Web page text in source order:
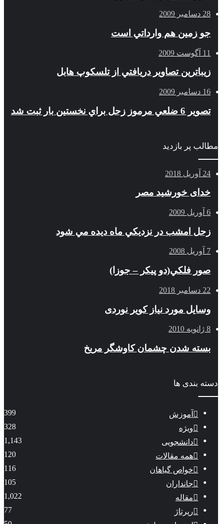
28 دسامبر 2009
جو زمين هم وارداتي است
11 آگوست 2009
زيباترين تصاوير دريافتي از تلسكوپ هابل
16 دسامبر 2009
تصوير 6 ضلعي مرموز زحل براي نخستين بار ثبت شد
مطالب پر بازدید
24 آوریل 2018
خدای خورشید مصر
6 آوریل 2009
زحل امشب در نزديكي ماه ديده مي شود
7 آوریل 2008
صور فلكي(دو پیکر – جوزا)
22 دسامبر 2018
وسایل مورد نیاز کویر نوردی
8 ژانویه 2010
بسته شدن چشمان کاوشگر مريخ
دسته بندی ها
آموزش
399
ویژه
328
دانشجویی
1,143
همه مقالات
120
خواص گیاهان
116
جانداران
105
مقاله
1,022
رپرتاژ
77